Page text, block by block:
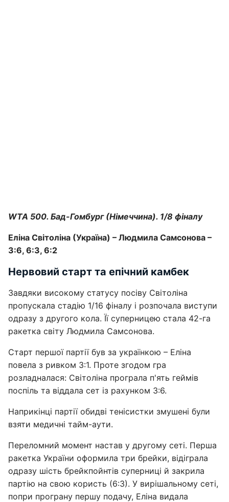
WTA 500. Бад-Гомбург (Німеччина). 1/8 фіналу
Еліна Світоліна (Україна) – Людмила Самсонова –
3:6, 6:3, 6:2
Нервовий старт та епічний камбек
Завдяки високому статусу посіву Світоліна
пропускала стадію 1/16 фіналу і розпочала виступи
одразу з другого кола. Її суперницею стала 42-га
ракетка світу Людмила Самсонова.
Старт першої партії був за українкою – Еліна
повела з ривком 3:1. Проте згодом гра
розладналася: Світоліна програла п'ять геймів
поспіль та віддала сет із рахунком 3:6.
Наприкінці партії обидві тенісистки змушені були
взяти медичні тайм-аути.
Переломний момент настав у другому сеті. Перша
ракетка України оформила три брейки, відіграла
одразу шість брейкпойнтів суперниці й закрила
партію на свою користь (6:3). У вирішальному сеті,
попри програну першу подачу, Еліна видала